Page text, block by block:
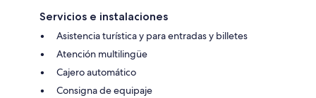
Servicios e instalaciones
Asistencia turística y para entradas y billetes
Atención multilingüe
Cajero automático
Consigna de equipaje